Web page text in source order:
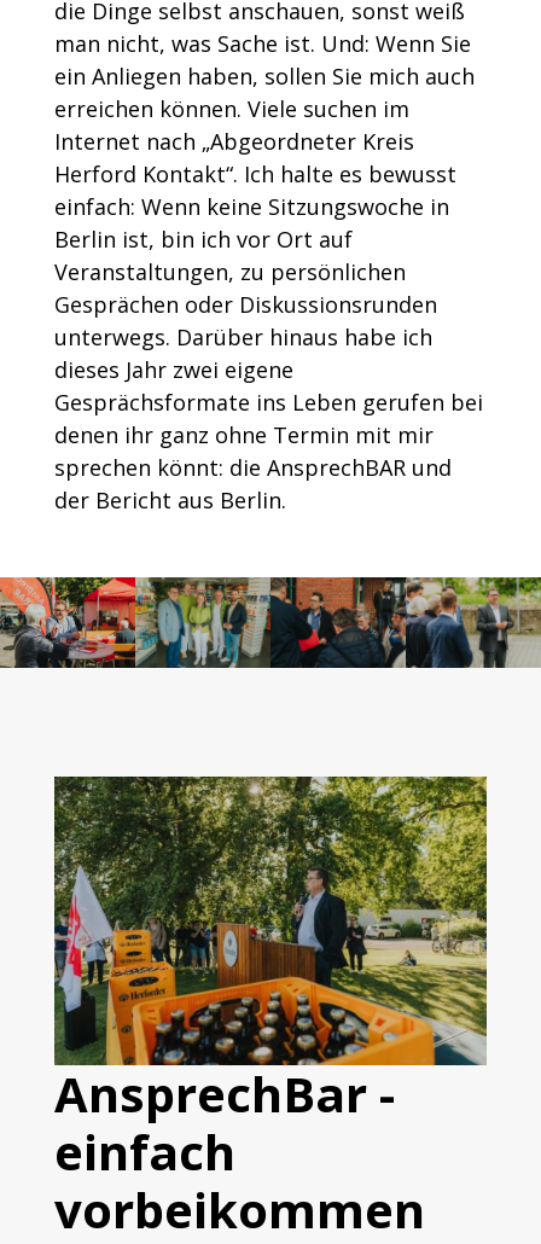
die Dinge selbst anschauen, sonst weiß
man nicht, was Sache ist. Und: Wenn Sie
ein Anliegen haben, sollen Sie mich auch
erreichen können. Viele suchen im
Internet nach „Abgeordneter Kreis
Herford Kontakt“. Ich halte es bewusst
einfach: Wenn keine Sitzungswoche in
Berlin ist, bin ich vor Ort auf
Veranstaltungen, zu persönlichen
Gesprächen oder Diskussionsrunden
unterwegs. Darüber hinaus habe ich
dieses Jahr zwei eigene
Gesprächsformate ins Leben gerufen bei
denen ihr ganz ohne Termin mit mir
sprechen könnt: die AnsprechBAR und
der Bericht aus Berlin.
AnsprechBar -
einfach
vorbeikommen